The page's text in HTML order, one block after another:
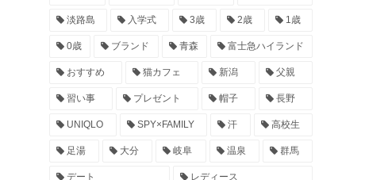
淡路島 入学式 3歳 2歳 1歳
0歳 ブランド 青森 富士急ハイランド
おすすめ 猫カフェ 新潟 父親
習い事 プレゼント 帽子 長野
UNIQLO SPY×FAMILY 汗 高校生
足湯 大分 岐阜 温泉 群馬
デート レディース